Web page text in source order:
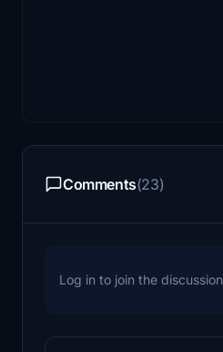
Comments(23)
Log in to join the discussion